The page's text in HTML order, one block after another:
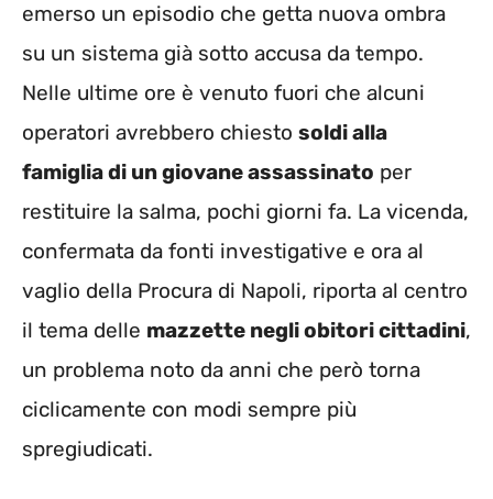
emerso un episodio che getta nuova ombra
su un sistema già sotto accusa da tempo.
Nelle ultime ore è venuto fuori che alcuni
operatori avrebbero chiesto soldi alla
famiglia di un giovane assassinato per
restituire la salma, pochi giorni fa. La vicenda,
confermata da fonti investigative e ora al
vaglio della Procura di Napoli, riporta al centro
il tema delle mazzette negli obitori cittadini,
un problema noto da anni che però torna
ciclicamente con modi sempre più
spregiudicati.